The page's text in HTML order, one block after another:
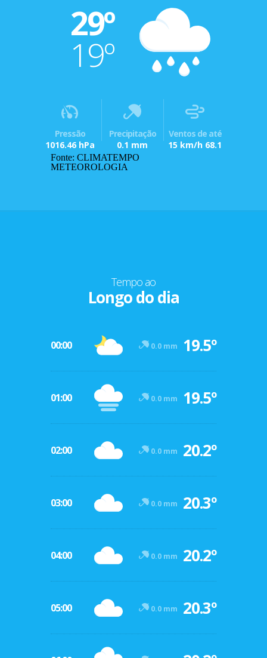
29º
19º
Pressão
1016.46 hPa
Precipitação
0.1 mm
Ventos de até
15 km/h 68.1
Fonte: CLIMATEMPO
METEOROLOGIA
Tempo ao
Longo do dia
00:00 0.0 mm 19.5º
01:00 0.0 mm 19.5º
02:00 0.0 mm 20.2º
03:00 0.0 mm 20.3º
04:00 0.0 mm 20.2º
05:00 0.0 mm 20.3º